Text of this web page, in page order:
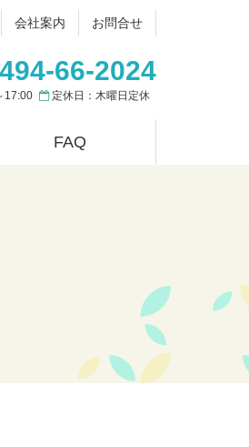
66-2024
17:00 定休日：木曜日定休
会社案内 お問合せ
FAQ